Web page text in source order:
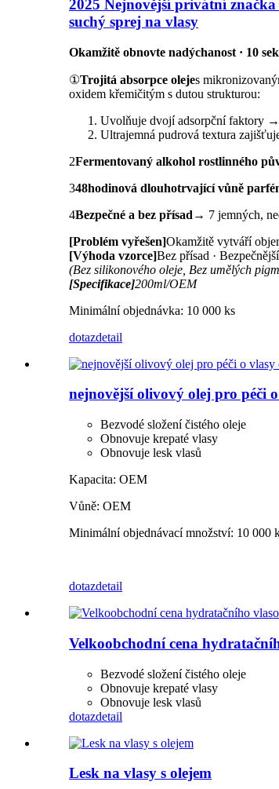
2025 Nejnovější privátní
suchý sprej na vlasy
Okamžitě obnovte nadýchanost · 10
①Trojitá absorpce olejes
oxidem křemičitým s dutou strukturou:
Uvolňuje dvojí adsorpční faktory →
Ultrajemná pudrová textura
2Fermentovaný alkohol rostlinného
348hodinová dlouhotrvající vůně
4Bezpečné a bez přísad → 7 jemných,
[Problém vyřešen]Okamžitě vytváří
[Výhoda vzorce]Bez přísad ·
(Bez silikonového oleje, Bez umělých
[Specifikace]200ml/OEM
Minimální objednávka: 10 000 ks
dotazdetail
nejnovější olivový olej pro péči
Bezvodé složení čistého oleje
Obnovuje krepaté vlasy
Obnovuje lesk vlasů
Kapacita: OEM
Vůně: OEM
Minimální objednávací množství: 10 000
dotazdetail
Velkoobchodní cena
Bezvodé složení čistého oleje
Obnovuje krepaté vlasy
Obnovuje lesk vlasů
dotazdetail
Lesk na vlasy s olejem